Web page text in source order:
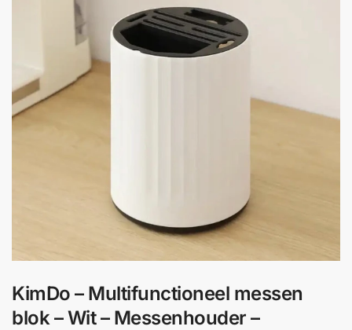
KimDo – Multifunctioneel messen
blok – Wit – Messenhouder –